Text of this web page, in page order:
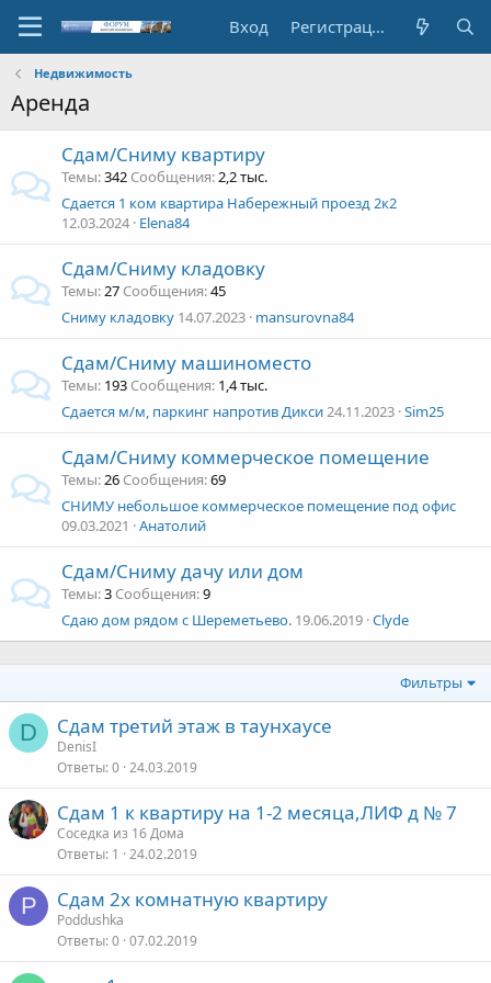
Вход Регистрация
Недвижимость
Аренда
Сдам/Сниму квартиру
Темы 342 Сообщения 2,2 тыс.
Сдается 1 ком квартира Набережный проезд 2к2
12.03.2024 Elena84
Сдам/Сниму кладовку
Темы 27 Сообщения 45
Сниму кладовку 14.07.2023 mansurovna84
Сдам/Сниму машиноместо
Темы 193 Сообщения 1,4 тыс.
Сдается м/м, паркинг напротив Дикси24.11.2023 Sim25
Сдам/Сниму коммерческое помещение
Темы 26 Сообщения 69
СНИМУ небольшое коммерческое помещение под офис
09.03.2021
Анатолий
Сдам/Сниму дачу или дом
Темы 3 Сообщения 9
Сдаю дом рядом с Шереметьево. 19.06.2019 Clyde
Фильтры
D Сдам третий этаж в таунхаусе
DenisI
Ответы 0 24.03.2019
Сдам 1 к квартиру на 1-2 месяца,ЛИФ д № 7
Соседка из 16 Дома
Ответы 1 24.02.2019
P Сдам 2х комнатную квартиру
Poddushka
Ответы 0 07.02.2019